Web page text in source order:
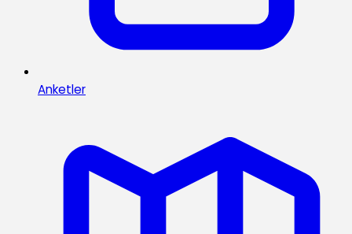
Anketler